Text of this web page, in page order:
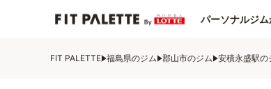
パーソナルジ
FIT PALETTE 福島県のジム 郡山市のジム 安積永盛駅の